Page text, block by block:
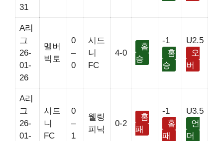
31
A리
그
26-
01-
26
멜버
빅토
0
–
0
시드
니
FC
4-0
홈
승
-1
홈
승
U2.5
오
버
A리
그
26-
01-
시드
니
FC
0
–
1
웰링
피닉
0-2
홈
패
-1
홈
패
U3.5
언
더